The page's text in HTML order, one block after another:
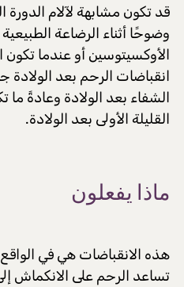
قد تكون مشابهة لآلام الدورة
وضوحًا أثناء الرضاعة
الأوكسيتوسين أو عندما تكون
انقباضات الرحم بعد الولادة
الشفاء بعد الولادة وعادةً ما
القليلة الأولى بعد الولادة.
ماذا يفعلون
هذه الانقباضات هي في
تساعد الرحم على الانكماش